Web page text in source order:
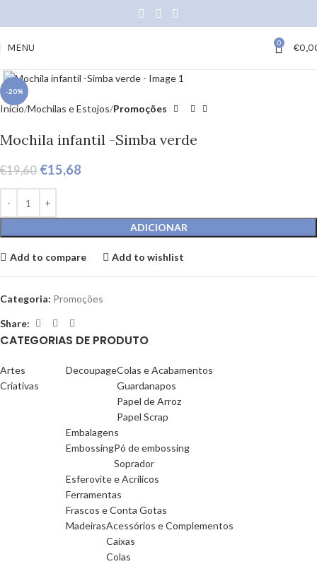
MENU 0 €
-20%
Início Mochilas e Estojos Promoções
Mochila infantil -Simba verde
€19,60 €15,68
ADICIONAR
Add to compare Add to wishlist
Categoria: Promoções
Share:
CATEGORIAS DE PRODUTO
Artes
Criativas
DecoupageColas e Acabamentos
Guardanapos
Papel de Arroz
Papel Scrap
Embalagens
EmbossingPó de embossing
Soprador
Esferovite e Acrilicos
Ferramentas
Frascos e Conta Gotas
MadeirasAcessórios e Complementos
Caixas
Colas